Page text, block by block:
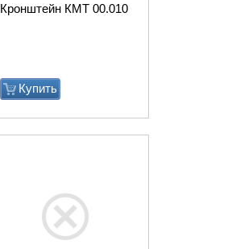
Кронштейн КМТ 00.010
Купить